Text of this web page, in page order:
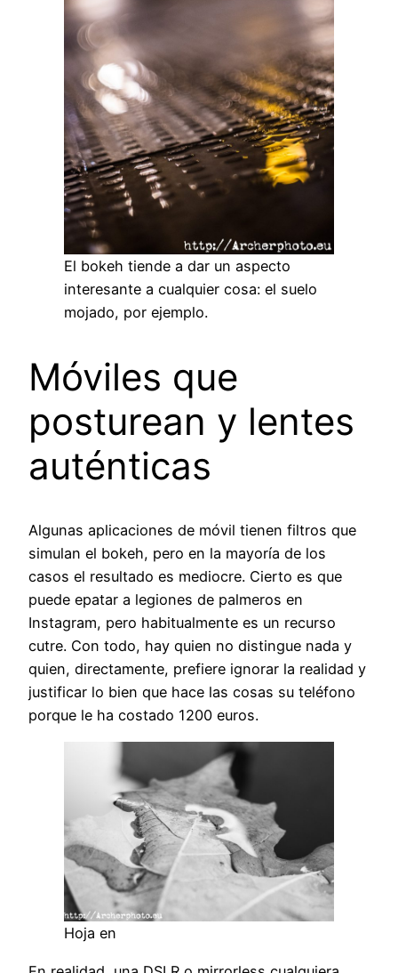
El bokeh tiende a dar un aspecto
interesante a cualquier cosa: el suelo
mojado, por ejemplo.
Móviles que
posturean y lentes
auténticas
Algunas aplicaciones de móvil tienen filtros que
simulan el bokeh, pero en la mayoría de los
casos el resultado es mediocre. Cierto es que
puede epatar a legiones de palmeros en
Instagram, pero habitualmente es un recurso
cutre. Con todo, hay quien no distingue nada y
quien, directamente, prefiere ignorar la realidad y
justificar lo bien que hace las cosas su teléfono
porque le ha costado 1200 euros.
Hoja en